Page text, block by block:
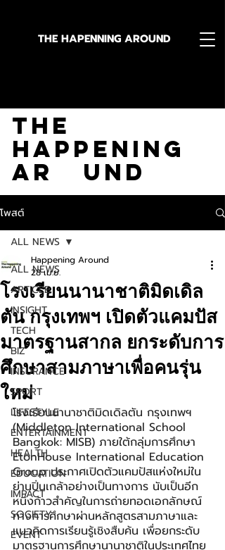
THE HAPENNING AROUND
The
Happening
Ar und
โพสต์
ALL NEWS
ARTICLE
INSIGHT
TECH
BIZ
INSURANCE
SPORT
LIFESTYLE
ENTERTAINMENT
HEALTH
EDUCATION
IMPACT
SOCIETY
EVENT
ALL NEWS
โรงเรียนนานาชาติมิดเดิล
ตัน กรุงเทพฯ เปิดตัวแคมปัส
มาตรฐานสากล ยกระดับการ
ศึกษาสามภาษาเพื่อคนรุ่น
ใหม่
Happening Around
28 เม.ย.
โรงเรียนนานาชาติมิดเดิลตัน กรุงเทพฯ
(Middleton International School
Bangkok: MISB) ภายใต้กลุ่มการศึกษา
EtonHouse International Education
Group ประกาศเปิดตัวแคมปัสแห่งใหม่ใน
ย่านปิ่นเกล้าอย่างเป็นทางการ นับเป็นอีก
หนึ่งก้าวสำคัญในการถ่ายทอดเอกลักษณ์
ทางการศึกษาผ่านหลักสูตรสามภาษาและ
แนวคิดการเรียนรู้เชิงสืบค้น เพื่อยกระดับ
มาตรฐานการศึกษานานาชาติในประเทศไทย